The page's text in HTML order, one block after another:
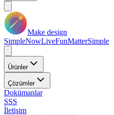
Make design
SimpleNowLiveFunMatterSimple
Ürünler
Çözümler
Dokümanlar
SSS
İletişim